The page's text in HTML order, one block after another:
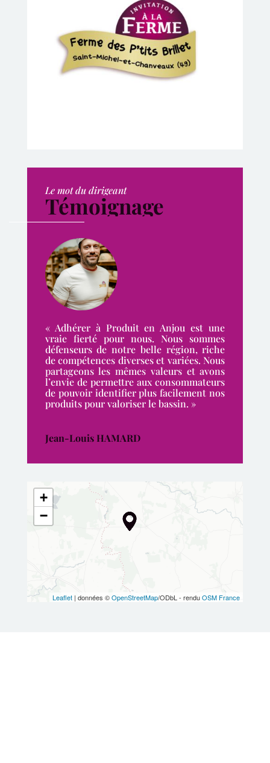
Le mot du dirigeant
Témoignage
« Adhérer à Produit en Anjou est une
vraie fierté pour nous. Nous sommes
défenseurs de notre belle région, riche
de compétences diverses et variées. Nous
partageons les mêmes valeurs et avons
l’envie de permettre aux consommateurs
de pouvoir identifier plus facilement nos
produits pour valoriser le bassin. »
Jean-Louis HAMARD
+
−
Leaflet | données ©OpenStreetMap/ODbL - renduOSM France